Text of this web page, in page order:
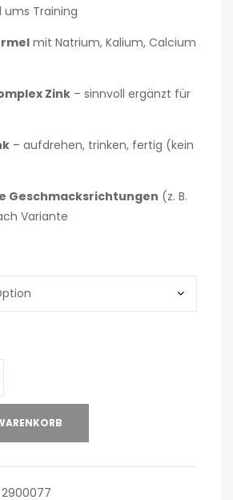
ums Training
mit Natrium, Kalium, Calcium
Zink – sinnvoll ergänzt für
– aufdrehen, trinken, fertig (kein
Geschmacksrichtungen (z. B.
Variante
2900077